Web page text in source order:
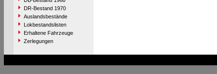
DR-Bestand 1970
Auslandsbestände
Lokbestandslisten
Erhaltene Fahrzeuge
Zerlegungen